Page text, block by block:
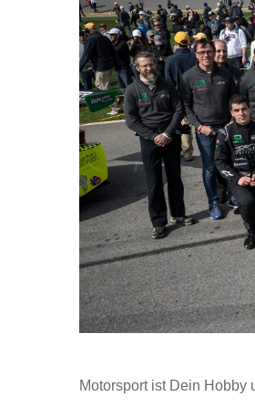
Motorsport ist Dein Hobby